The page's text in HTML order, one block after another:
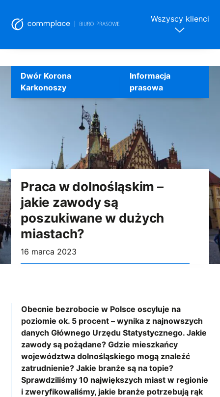
to
content
Wszyscy klienci
Praca w dolnośląskim –
jakie zawody są
poszukiwane w dużych
miastach?
16 marca 2023
Dwór Korona
Karkonoszy
Informacja
prasowa
Obecnie bezrobocie w Polsce oscyluje na
poziomie ok. 5 procent – wynika z najnowszych
danych Głównego Urzędu Statystycznego. Jakie
zawody są pożądane? Gdzie mieszkańcy
województwa dolnośląskiego mogą znaleźć
zatrudnienie? Jakie branże są na topie?
Sprawdziliśmy 10 największych miast w regionie
i zweryfikowaliśmy, jakie branże potrzebują rąk